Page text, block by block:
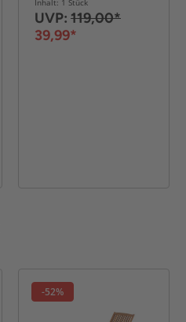
Inhalt: 1 Stück
UVP: 119,00*
39,99*
-52%